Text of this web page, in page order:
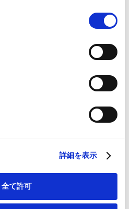
（
外部サイト）
シー（
リシー（外部サイト）
詳細を表示
全て許可
商_税務】令和8年度関税
商_税務】輸入貨物に係る
商】【米国】免税基準額
ルの停止